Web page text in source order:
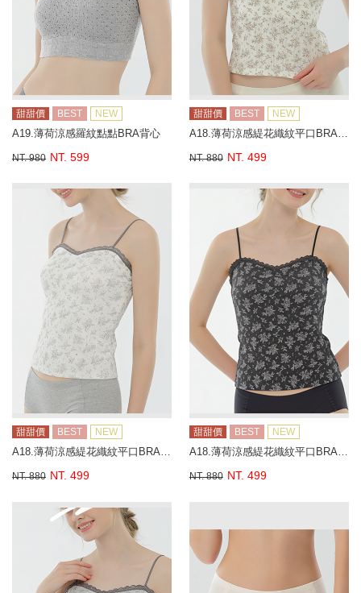
甜甜價 BEST NEW
A19.薄荷涼感羅紋點點BRA背心
NT. 980 NT. 599
甜甜價 BEST NEW
NT. 880 NT. 499
甜甜價 BEST NEW
A18.薄荷涼感緹花織紋平口BRA背心
NT. 880 NT. 499
甜甜價 BEST NEW
A18.薄荷涼感緹花織紋平口BRA背心
NT. 880 NT. 499